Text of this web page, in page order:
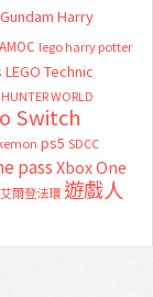
Gundam Harry
lego harry potter
LEGO Technic
WORLD
Switch
ps5 SDCC
passXbox One
艾爾登法環 遊戲人